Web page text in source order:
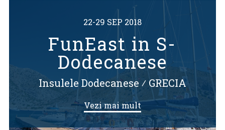
22-29 SEP 2018
FunEast in S-
Dodecanese
Insulele Dodecanese ⁄ GRECIA
Vezi mai mult